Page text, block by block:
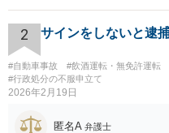
2 サインをしないと逮
#自動車事故 #飲酒運転・無免許運転
#行政処分の不服申立て
2026年2月19日
匿名A 弁護士